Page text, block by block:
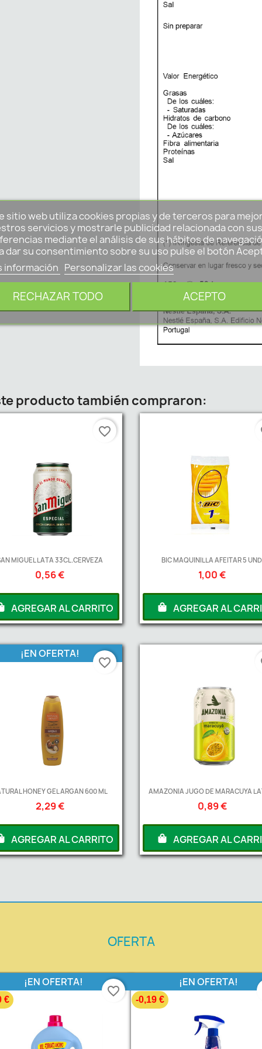
sitio web utiliza cookies propias y de terceros para
servicios y mostrarle publicidad relacionada con sus
mediante el análisis de sus hábitos de
dar su consentimiento sobre su uso pulse el botón
información Personalizar las cookies
RECHAZAR TODO ACEPTO
producto también compraron:
MIGUEL LATA 33CL.CERVEZA
0,56 €
AGREGAR AL CARRITO
favorite_border
BIC MAQUINILLA AFEITAR 5 UND.
1,00 €
AGREGAR AL
HONEY GEL ARGAN 600 ML
2,29 €
¡EN OFERTA!
AGREGAR AL CARRITO
favorite_border
AMAZONIA JUGO DE MARACUYA
0,89 €
AGREGAR AL
OFERTA
¡EN OFERTA!
€
favorite_border
¡EN OFERTA!
-0,19 €